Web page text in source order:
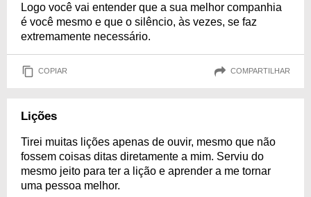
Logo você vai entender que a sua melhor companhia
é você mesmo e que o silêncio, às vezes, se faz
extremamente necessário.
COPIAR COMPARTILHAR
Lições
Tirei muitas lições apenas de ouvir, mesmo que não
fossem coisas ditas diretamente a mim. Serviu do
mesmo jeito para ter a lição e aprender a me tornar
uma pessoa melhor.